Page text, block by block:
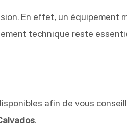
En effet, un équipement
technique reste
afin de vous
.